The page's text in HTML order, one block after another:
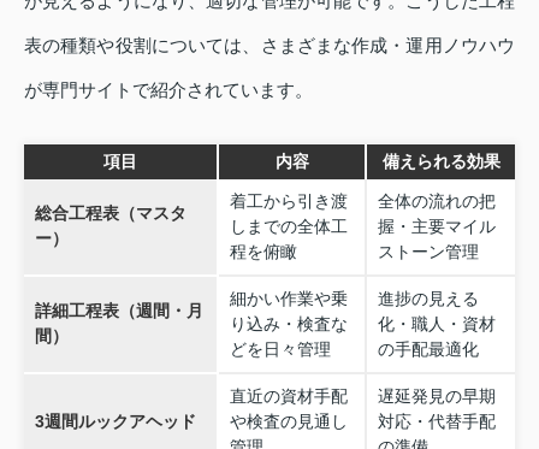
表の種類や役割については、さまざまな作成・運用ノウハウ
が専門サイトで紹介されています。
項目 内容 備えられる効果
総合工程表（マスタ
ー）
着工から引き渡
しまでの全体工
程を俯瞰
全体の流れの把
握・主要マイル
ストーン管理
詳細工程表（週間・月
間）
細かい作業や乗
り込み・検査な
どを日々管理
進捗の見える
化・職人・資材
の手配最適化
3週間ルックアヘッド
直近の資材手配
や検査の見通し
遅延発見の早期
対応・代替手配